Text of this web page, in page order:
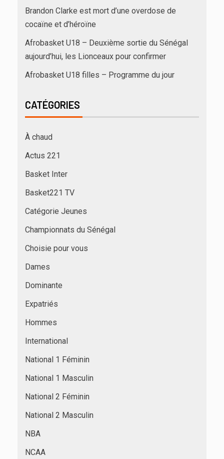
Brandon Clarke est mort d’une overdose de
cocaïne et d’héroïne
Afrobasket U18 – Deuxième sortie du Sénégal
aujourd’hui, les Lionceaux pour confirmer
Afrobasket U18 filles – Programme du jour
CATÉGORIES
À chaud
Actus 221
Basket Inter
Basket221 TV
Catégorie Jeunes
Championnats du Sénégal
Choisie pour vous
Dames
Dominante
Expatriés
Hommes
International
National 1 Féminin
National 1 Masculin
National 2 Féminin
National 2 Masculin
NBA
NCAA